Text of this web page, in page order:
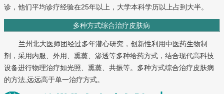
诊，他们平均诊疗经验在25年以上，大学本科学历以上占到大半。
多种方式综合治疗皮肤病
兰州北大医师团经过多年潜心研究，创新性利用中医药生物制
剂，采用内服、外用、熏蒸、渗透等多种给药方式，结合现代高科技
设备进行物理治疗如光照、熏蒸、共振等。多种方式综合治疗皮肤病
的方法,远远高于单一治疗方式。